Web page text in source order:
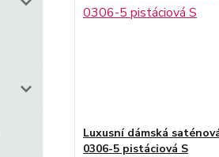
Luxusní dámská
0306-5 pistáciová S